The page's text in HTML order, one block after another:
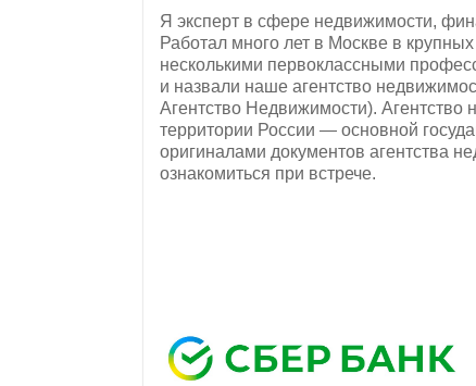
Я эксперт в сфере недвижимости,
Работал много лет в Москве в
несколькими первоклассными
и назвали наше агентство
Агентство Недвижимости).
территории России — основной
оригиналами документов агентства
ознакомиться при встрече.